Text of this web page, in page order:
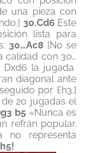
una pieza con
30.Cd6 Este
lista para
30…Ac8 [No se
calidad con 30…
Dxd6 la jugada
diagonal ante
por £h3.]
de 20 jugadas el
b5 «Nunca es
refrán popular.
no representa